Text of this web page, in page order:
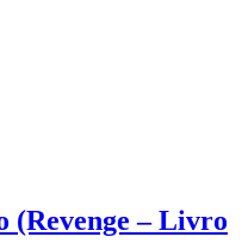
(Revenge – Livro